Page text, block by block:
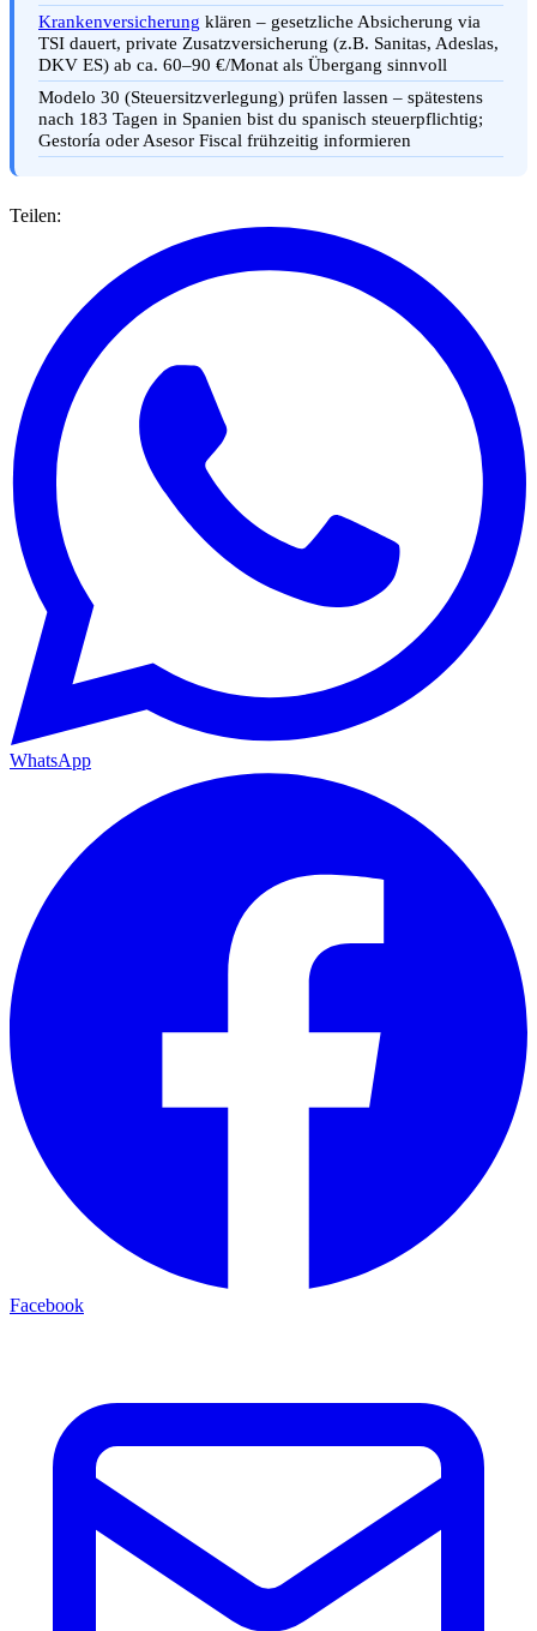
Krankenversicherung klären – gesetzliche Absicherung via
TSI dauert, private Zusatzversicherung (z.B. Sanitas, Adeslas,
DKV ES) ab ca. 60–90 €/Monat als Übergang sinnvoll
Modelo 30 (Steuersitzverlegung) prüfen lassen – spätestens
nach 183 Tagen in Spanien bist du spanisch steuerpflichtig;
Gestoría oder Asesor Fiscal frühzeitig informieren
Teilen:
WhatsApp
Facebook